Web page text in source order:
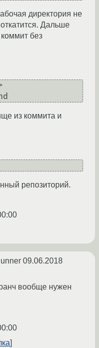
директория не
Дальше
без
из коммита и
репозиторий.
09.06.2018
вообще нужен